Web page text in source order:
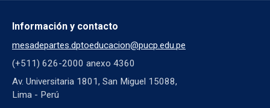
Información y contacto
mesadepartes.dptoeducacion@pucp.edu.pe
(+511) 626-2000 anexo 4360
Av. Universitaria 1801, San Miguel 15088,
Lima - Perú